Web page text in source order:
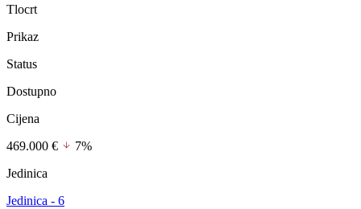
Tlocrt
Prikaz
Status
Dostupno
Cijena
469.000 €
7%
Jedinica
Jedinica - 6